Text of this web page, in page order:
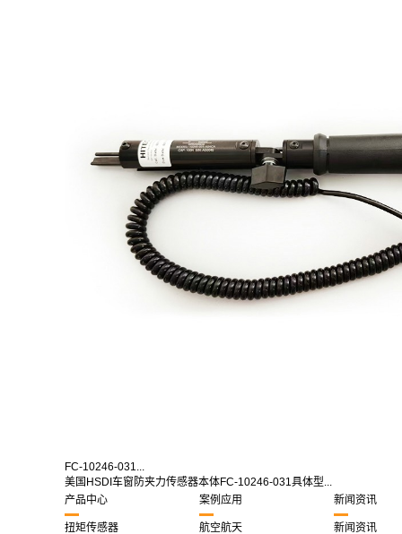
FC-10246-031...
美国HSDI车窗防夹力传感器本体FC-10246-031具体型...
产品中心
扭矩传感器
案例应用
航空航天
新闻资讯
新闻资讯